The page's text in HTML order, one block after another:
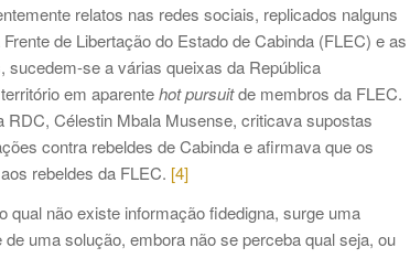
relatos nas redes sociais, replicados nalguns
de Libertação do Estado de Cabinda (FLEC) e as
sucedem-se a várias queixas da República
em aparentehot pursuitde membros da FLEC.
Célestin Mbala Musense, criticava supostas
contra rebeldes de Cabinda e afirmava que os
rebeldes da FLEC. [4]
qual não existe informação fidedigna, surge uma
uma solução, embora não se perceba qual seja, ou